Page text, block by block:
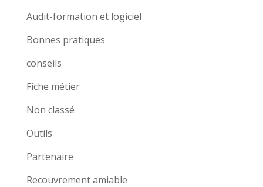
Audit-formation et logiciel
Bonnes pratiques
conseils
Fiche métier
Non classé
Outils
Partenaire
Recouvrement amiable